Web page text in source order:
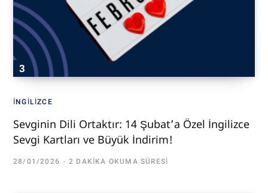
İNGILIZCE
Sevginin Dili Ortaktır: 14 Şubat’a Özel İngilizce
Sevgi Kartları ve Büyük İndirim!
28/01/2026 2 DAKIKA OKUMA SÜRESI